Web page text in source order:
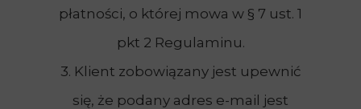
płatności, o której mowa w § 7 ust. 1
pkt 2 Regulaminu.
3. Klient zobowiązany jest upewnić
się, że podany adres e-mail jest